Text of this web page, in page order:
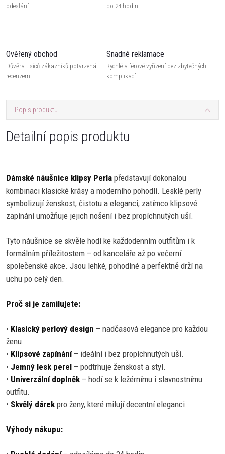
odeslání
do 24 hodin
Ověřený obchod
Důvěra tisíců zákazníků potvrzená
recenzemi
Snadné reklamace
Rychlé a férové vyřízení bez zbytečných
komplikací
Popis produktu
Detailní popis produktu
Dámské náušnice klipsy Perla představují dokonalou
kombinaci klasické krásy a moderního pohodlí. Lesklé perly
symbolizují ženskost, čistotu a eleganci, zatímco klipsové
zapínání umožňuje jejich nošení i bez propíchnutých uší.
Tyto náušnice se skvěle hodí ke každodenním outfitům i k
formálním příležitostem – od kanceláře až po večerní
společenské akce. Jsou lehké, pohodlné a perfektně drží na
uchu po celý den.
Proč si je zamilujete:
• Klasický perlový design – nadčasová elegance pro každou
ženu.
• Klipsové zapínání– ideální i bez propíchnutých uší.
• Jemný lesk perel – podtrhuje ženskost a styl.
• Univerzální doplněk – hodí se k ležérnímu i slavnostnímu
outfitu.
• Skvělý dárek pro ženy, které milují decentní eleganci.
Výhody nákupu: